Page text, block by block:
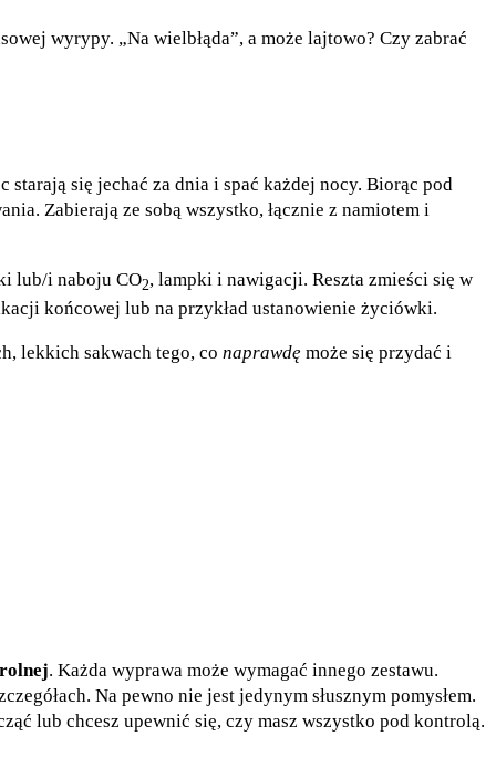
wyrypy. „Na wielbłąda”, a może lajtowo? Czy zabrać
się jechać za dnia i spać każdej nocy. Biorąc pod
Zabierają ze sobą wszystko, łącznie z namiotem i
lub/i naboju CO2, lampki i nawigacji. Reszta zmieści się w
końcowej lub na przykład ustanowienie życiówki.
lekkich sakwach tego, co naprawdę może się przydać i
. Każda wyprawa może wymagać innego zestawu.
Na pewno nie jest jedynym słusznym pomysłem.
lub chcesz upewnić się, czy masz wszystko pod kontrolą.